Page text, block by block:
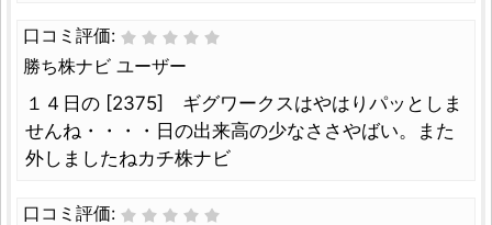
口コミ評価:
勝ち株ナビ ユーザー
１４日の [2375] ギグワークスはやはりパッとしま
せんね・・・・日の出来高の少なささやばい。また
外しましたねカチ株ナビ
口コミ評価: